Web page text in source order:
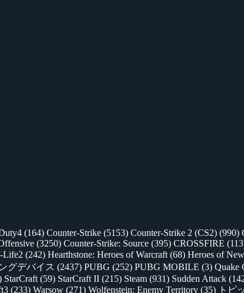
(164) Counter-Strike (5153) Counter-Strike 2 (CS2) (990)
(3250) Counter-Strike: Source (395) CROSSFIRE
Life2 (242) Hearthstone: Heroes of Warcraft (68) Heroes of
グデバイス (2437) PUBG (252) PUBG MOBILE (3) Quake
StarCraft (59) StarCraft II (215) Steam (931) Sudden Attack
(233) Warsow (271) Wolfenstein: Enemy Territory (35) トピ